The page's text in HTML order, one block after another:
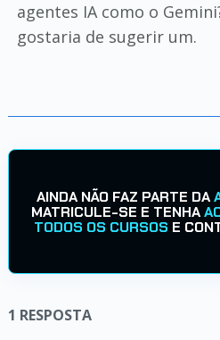
agentes IA como o
gostaria de sugerir um.
AINDA NÃO FAZ PARTE DA
MATRICULE-SE E TENHA
TODOS OS CURSOS E
1 RESPOSTA